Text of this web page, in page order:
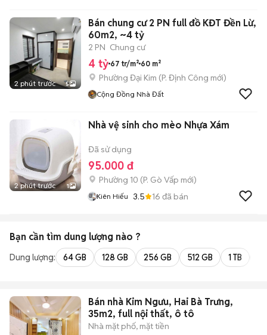
2 phút trước 5
Bán chung cư 2 PN full đồ KĐT Đền Lừ,
60m2, ~4 tỷ
2 PN Chung cư
4 tỷ 67 tr/m² 60 m²
Phường Đại Kim (P. Định Công mới)
Cộng Đồng Nhà Đất
2 phút trước 1
Nhà vệ sinh cho mèo Nhựa Xám
Đã sử dụng
95.000 đ
Phường 10 (P. Gò Vấp mới)
Kiên Hiếu 3.5 16 đã bán
Bạn cần tìm dung lượng nào ?
Dung lượng: 64 GB 128 GB 256 GB 512 GB 1 TB
Bán nhà Kim Ngưu, Hai Bà Trưng,
35m2, full nội thất, ô tô
Nhà mặt phố, mặt tiền